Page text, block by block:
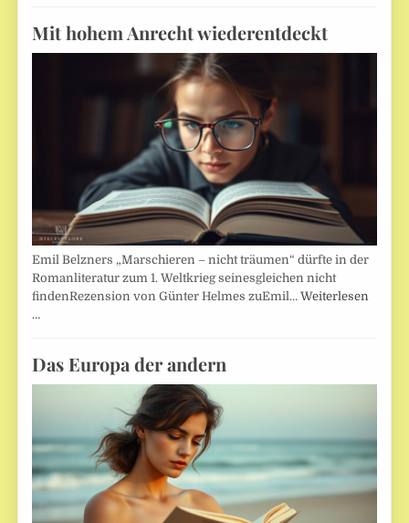
Mit hohem Anrecht wiederentdeckt
Emil Belzners „Marschieren – nicht träumen“ dürfte in der
Romanliteratur zum 1. Weltkrieg seinesgleichen nicht
findenRezension von Günter Helmes zuEmil…Weiterlesen
…
Das Europa der andern